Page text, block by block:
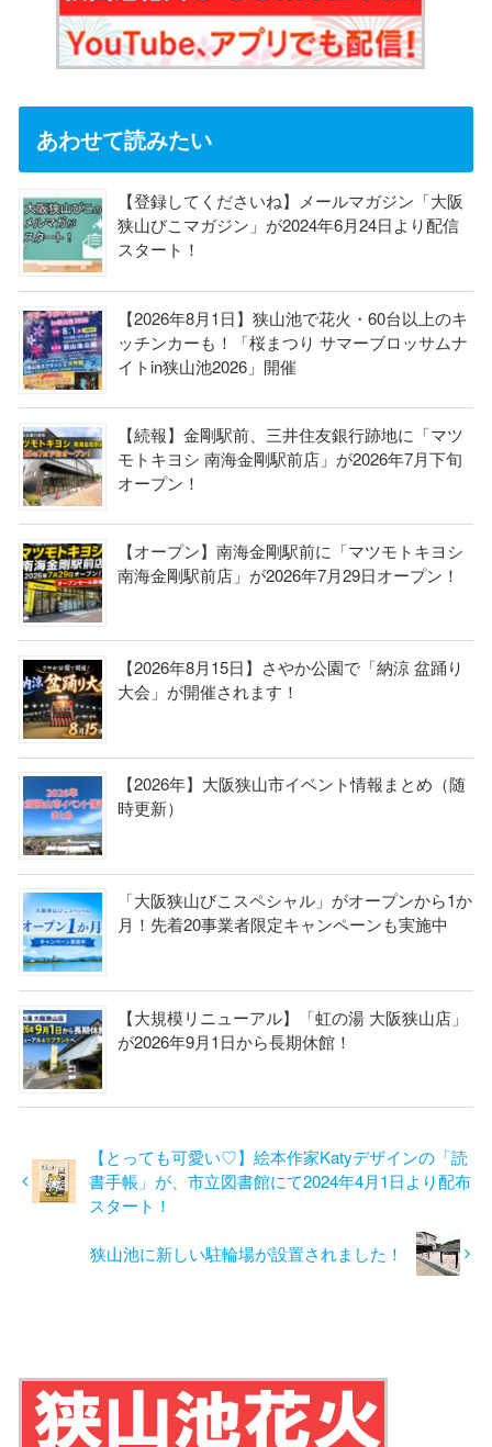
あわせて読みたい
【登録してくださいね】メールマガジン「大阪
狭山びこマガジン」が2024年6月24日より配信
スタート！
【2026年8月1日】狭山池で花火・60台以上のキ
ッチンカーも！「桜まつり サマーブロッサムナ
イトin狭山池2026」開催
【続報】金剛駅前、三井住友銀行跡地に「マツ
モトキヨシ 南海金剛駅前店」が2026年7月下旬
オープン！
【オープン】南海金剛駅前に「マツモトキヨシ
南海金剛駅前店」が2026年7月29日オープン！
【2026年8月15日】さやか公園で「納涼 盆踊り
大会」が開催されます！
【2026年】大阪狭山市イベント情報まとめ（随
時更新）
「大阪狭山びこスペシャル」がオープンから1か
月！先着20事業者限定キャンペーンも実施中
【大規模リニューアル】「虹の湯 大阪狭山店」
が2026年9月1日から長期休館！
【とっても可愛い♡】絵本作家Katyデザインの「読
書手帳」が、市立図書館にて2024年4月1日より配布
スタート！
狭山池に新しい駐輪場が設置されました！